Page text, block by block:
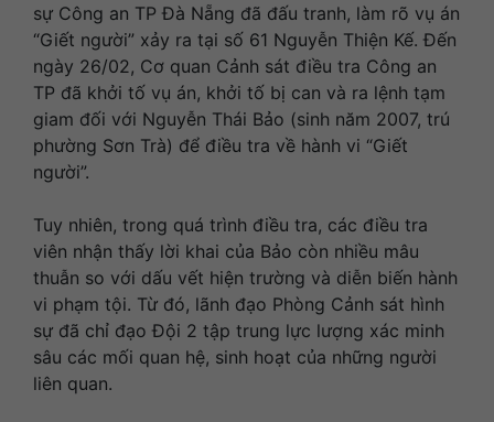
sự Công an TP Đà Nẵng đã đấu tranh, làm rõ vụ án
“Giết người” xảy ra tại số 61 Nguyễn Thiện Kế. Đến
ngày 26/02, Cơ quan Cảnh sát điều tra Công an
TP đã khởi tố vụ án, khởi tố bị can và ra lệnh tạm
giam đối với Nguyễn Thái Bảo (sinh năm 2007, trú
phường Sơn Trà) để điều tra về hành vi “Giết
người”.
Tuy nhiên, trong quá trình điều tra, các điều tra
viên nhận thấy lời khai của Bảo còn nhiều mâu
thuẫn so với dấu vết hiện trường và diễn biến hành
vi phạm tội. Từ đó, lãnh đạo Phòng Cảnh sát hình
sự đã chỉ đạo Đội 2 tập trung lực lượng xác minh
sâu các mối quan hệ, sinh hoạt của những người
liên quan.